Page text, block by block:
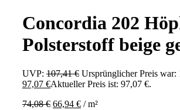
Concordia 202
Polsterstoff beige
UVP: 107,41€ Ursprünglicher Preis war:
97,07 €Aktueller Preis ist: 97,07 €.
74,08€ 66,94 € /m²